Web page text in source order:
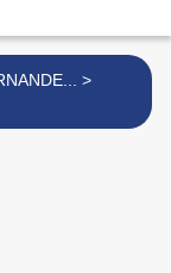
FERNANDE... >